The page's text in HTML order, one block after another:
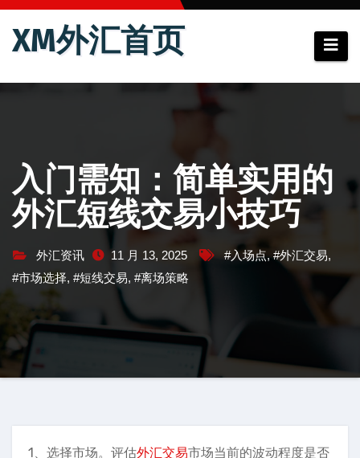
跳
XM外汇首页
入门需知：简单实用的
外汇短线交易小技巧
外汇资讯 11 月 13, 2025 #入场点,#外汇交易,
#市场选择, #短线交易, #离场策略
1、选择市场。评估外汇交易市场当前的波动程度是否